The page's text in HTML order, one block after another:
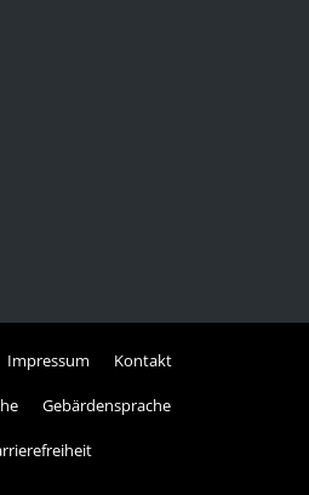
Impressum Kontakt
Gebärdensprache